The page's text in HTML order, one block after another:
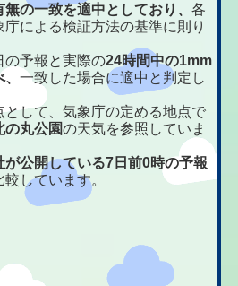
無の一致を適中としており、各
による検証方法の基準に則り
予報と実際の24時間中の1mm
、一致した場合に適中と判定し
して、気象庁の定める地点で
の丸公園の天気を参照していま
が公開している7日前0時の予報
しています。